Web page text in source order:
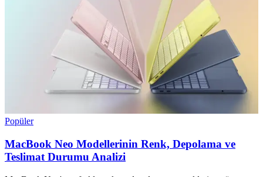
Popüler
MacBook Neo Modellerinin Renk, Depolama ve
Teslimat Durumu Analizi